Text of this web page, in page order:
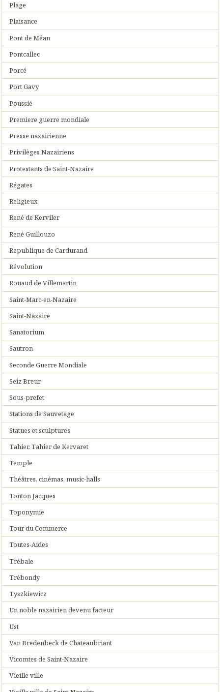
Plage
Plaisance
Pont de Méan
Pontcallec
Porcé
Port Gavy
Poussié
Premiere guerre mondiale
Presse nazairienne
Privilèges Nazairiens
Protestants de Saint-Nazaire
Régates
Religieux
René de Kerviler
René Guillouzo
Republique de Cardurand
Révolution
Rouaud de Villemartin
Saint-Marc-en-Nazaire
Saint-Nazaire
Sanatorium
Sautron
Seconde Guerre Mondiale
Seiz Breur
Sous-prefet
Stations de Sauvetage
Statues et sculptures
Tahier, Tahier de Kervaret
Temple
Théâtres, cinémas, music-halls
Tonton Jacques
Toponymie
Tour du Commerce
Toutes-Aides
Trébale
Trébondy
Tyszkiewicz
Un noble nazairien devenu facteur
Ust
Van Bredenbeck de Chateaubriant
Vicomtes de Saint-Nazaire
Vieille ville